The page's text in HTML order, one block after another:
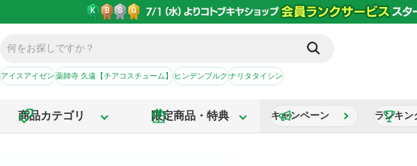
アイスアイゼン薬師寺 久遠【チアコスチューム】ヒンデンブルクナリタタイシン
商品カテゴリ 限定商品・特典 キャンペーン ランキン